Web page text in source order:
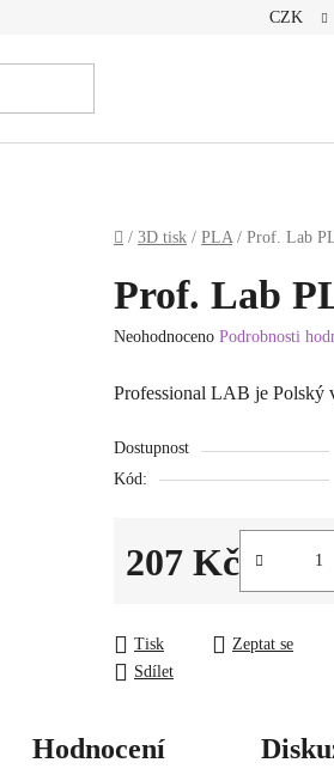
CZK
Domů
/ 3D tisk / PLA / Prof. Lab
Prof. Lab
Průměrné
produktu
0.0
z
Neohodnoceno Podrobnosti
Professional LAB je Polský
Dostupnost
Kód:
207 Kč
Tisk Zeptat se
Sdílet
Hodnocení